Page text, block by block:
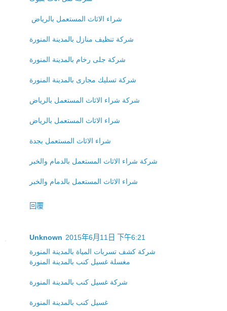
شراء الاثاث المستعمل بالرياض
شركة تنظيف منازل بالمدينة المنورة
شركة جلى رخام بالمدينة المنورة
شركة تسليك مجارى بالمدينة المنورة
شركة شراء الاثاث المستعمل بالرياض
شراء الاثاث المستعمل بالرياض
شراء الاثاث المستعمل بجدة
شركة شراء الاثاث المستعمل بالدمام والخبر
شراء الاثاث المستعمل بالدمام والخبر
回覆
Unknown 2015年6月11日 下午6:21
شركة كشف تسربات المياة بالمدينة المنورة
مغسلة غسيل كنب بالمدينة المنورة
شركة غسيل كنب بالمدينة المنورة
غسيل كنب بالمدينة المنورة